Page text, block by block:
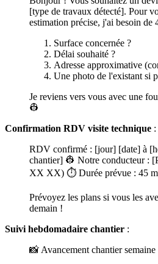
[type de travaux détecté]. Pour
estimation précise, j'ai besoin de
Surface concernée ?
Délai souhaité ?
Adresse approximative
Une photo de l'existant si
Je reviens vers vous avec une
👷
Confirmation RDV visite technique :
RDV confirmé : [jour] [date] à
chantier] 👷 Notre conducteur :
XX XX) ⏱️ Durée prévue : 45
Prévoyez les plans si vous les
demain !
Suivi hebdomadaire chantier :
📸 Avancement chantier